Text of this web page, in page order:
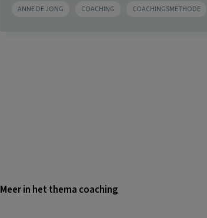
ANNE DE JONG COACHING COACHINGSMETHODE
Meer in het thema coaching